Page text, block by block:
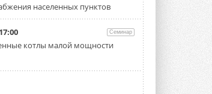
итоги конкурса студенческих
проектов «ТИМ-лидеры 2026»
3 АВГУСТА 2026
населенных пунктов
Семинар
котлы малой мощности